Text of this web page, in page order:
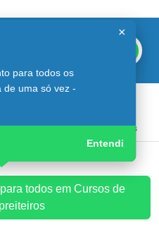
em Sorocaba
Cursos de Empreiteiros
todos em Cursos de
×
para todos os
de uma só vez -
Entendi